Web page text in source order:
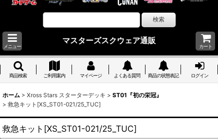
メニュー
マスターズスクウェア通販
カート
商品検索 ご利用案内 マイページ よくある質問 商品の状態表記 ログイン
ホーム > Xross Stars スターターデッキ > ST01『初の栄冠』
> 救急キット[XS_ST01-021/25_TUC]
救急キット[XS_ST01-021/25_TUC]